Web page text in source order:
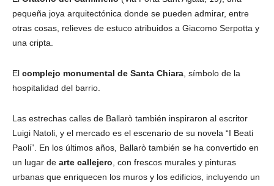
pequeña joya arquitectónica donde se pueden admirar, entre
otras cosas, relieves de estuco atribuidos a Giacomo Serpotta y
una cripta.
El complejo monumental de Santa Chiara , símbolo de la
hospitalidad del barrio.
Las estrechas calles de Ballarò también inspiraron al escritor
Luigi Natoli, y el mercado es el escenario de su novela “I Beati
Paoli”. En los últimos años, Ballarò también se ha convertido en
un lugar de arte callejero , con frescos murales y pinturas
urbanas que enriquecen los muros y los edificios, incluyendo un